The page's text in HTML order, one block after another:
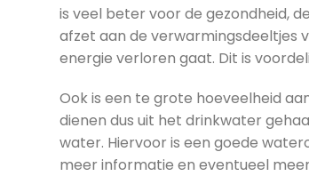
is veel beter voor de gezondheid,
afzet aan de verwarmingsdeeltjes
energie verloren gaat. Dit is
Ook is een te grote hoeveelheid
dienen dus uit het drinkwater
water. Hiervoor is een goede
meer informatie en eventueel